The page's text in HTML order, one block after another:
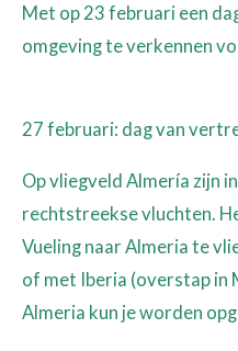
Met op 23 februari een
omgeving te
27 februari: dag van
Op vliegveld Almería zijn
rechtstreekse vluchten.
Vueling naar Almeria te
of met Iberia (overstap in
Almeria kun je worden